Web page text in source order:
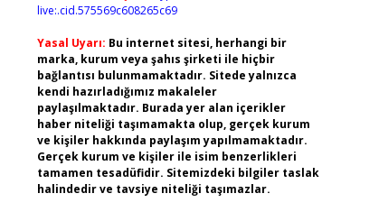
live:.cid.575569c608265c69
Yasal Uyarı: Bu internet sitesi, herhangi bir
marka, kurum veya şahıs şirketi ile hiçbir
bağlantısı bulunmamaktadır. Sitede yalnızca
kendi hazırladığımız makaleler
paylaşılmaktadır. Burada yer alan içerikler
haber niteliği taşımamakta olup, gerçek kurum
ve kişiler hakkında paylaşım yapılmamaktadır.
Gerçek kurum ve kişiler ile isim benzerlikleri
tamamen tesadüfidir. Sitemizdeki bilgiler taslak
halindedir ve tavsiye niteliği taşımazlar.